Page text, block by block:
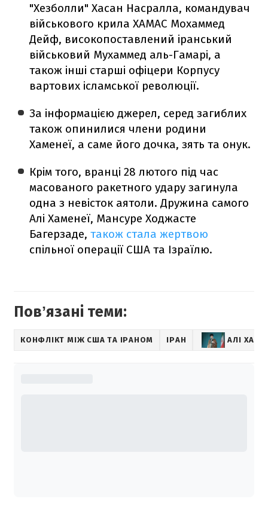
"Хезболли" Хасан Насралла, командувач
військового крила ХАМАС Мохаммед
Дейф, високопоставлений іранський
військовий Мухаммед аль-Гамарі, а
також інші старші офіцери Корпусу
вартових ісламської революції.
За інформацією джерел, серед загиблих
також опинилися члени родини
Хаменеї, а саме його дочка, зять та онук.
Крім того, вранці 28 лютого під час
масованого ракетного удару загинула
одна з невісток аятоли. Дружина самого
Алі Хаменеї, Мансуре Ходжасте
Багерзаде,також стала жертвою
спільної операції США та Ізраїлю.
Повʼязані теми:
КОНФЛІКТ МІЖ США ТА ІРАНОМ ІРАН АЛІ